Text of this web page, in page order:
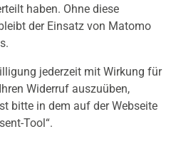
haben. Ohne diese
der Einsatz von Matomo
jederzeit mit Wirkung für
Widerruf auszuüben,
bitte in dem auf der Webseite
Tool“.